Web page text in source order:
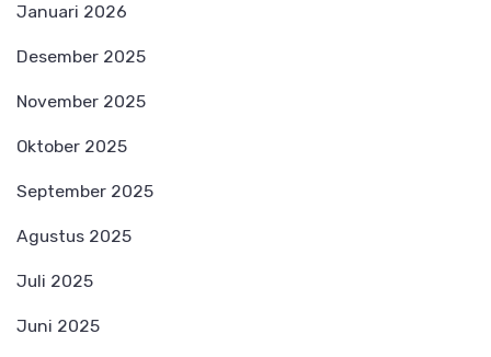
Januari 2026
Desember 2025
November 2025
Oktober 2025
September 2025
Agustus 2025
Juli 2025
Juni 2025